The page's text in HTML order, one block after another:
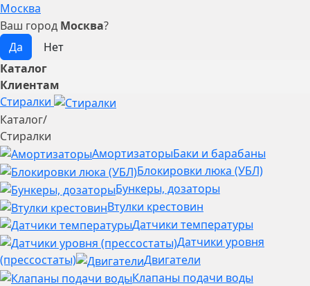
Москва
Ваш город Москва?
Каталог
Клиентам
Стиралки
Каталог/
Стиралки
АмортизаторыБаки и барабаны
Блокировки люка (УБЛ)
Бункеры, дозаторы
Втулки крестовин
Датчики температуры
Датчики уровня
(прессостаты)
Двигатели
Клапаны подачи воды